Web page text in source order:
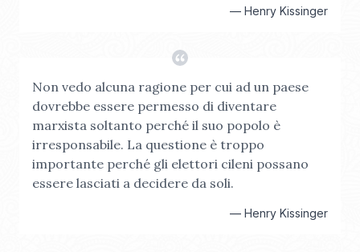
— Henry Kissinger
Non vedo alcuna ragione per cui ad un paese
dovrebbe essere permesso di diventare
marxista soltanto perché il suo popolo è
irresponsabile. La questione è troppo
importante perché gli elettori cileni possano
essere lasciati a decidere da soli.
— Henry Kissinger